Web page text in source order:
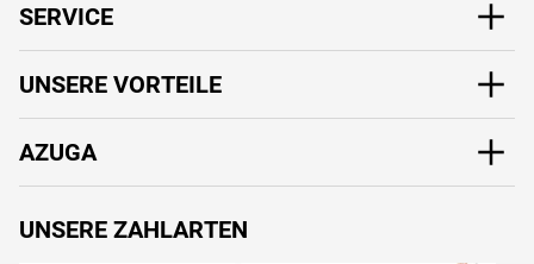
SERVICE
UNSERE VORTEILE
AZUGA
UNSERE ZAHLARTEN